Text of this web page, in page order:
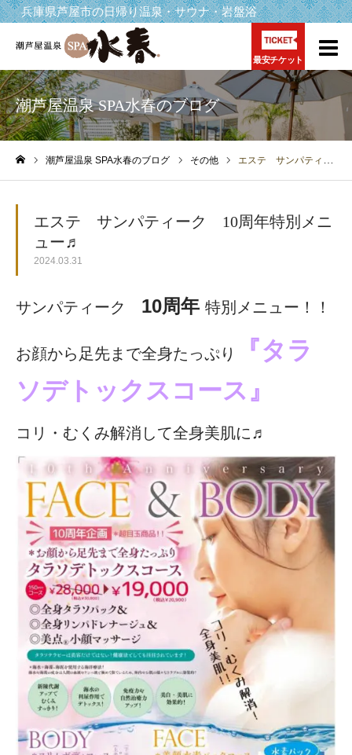
兵庫県芦屋市の日帰り温泉・サウナ・岩盤浴
最安チケット
潮芦屋温泉 SPA水春のブログ
潮芦屋温泉 SPA水春のブログ その他 エステ サンパティーク 10周年特別メニュー♬
エステ サンパティーク 10周年特別メニ
ュー♬
2024.03.31
サンパティーク 10周年 特別メニュー！！
お顔から足先まで全身たっぷり
『タラ
ソデトックスコース』
コリ・むくみ解消して全身美肌に♬